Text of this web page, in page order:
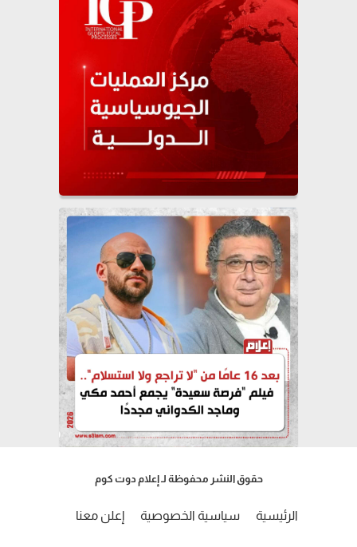
حقوق النشر محفوظة لـ إعلام دوت كوم
الرئيسية سياسية الخصوصية إعلن معنا